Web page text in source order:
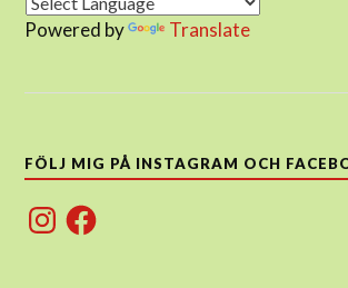
Powered by Translate
FÖLJ MIG PÅ INSTAGRAM OCH
InstagramFacebook